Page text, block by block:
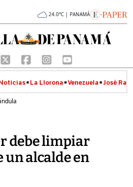
24.0°C | PANAMÁ
La Llorona Venezuela José
debe limpiar
un alcalde en